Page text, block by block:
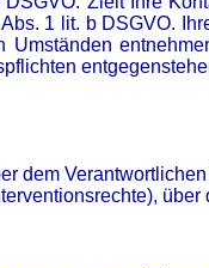
1 lit. b DSGVO.
dem